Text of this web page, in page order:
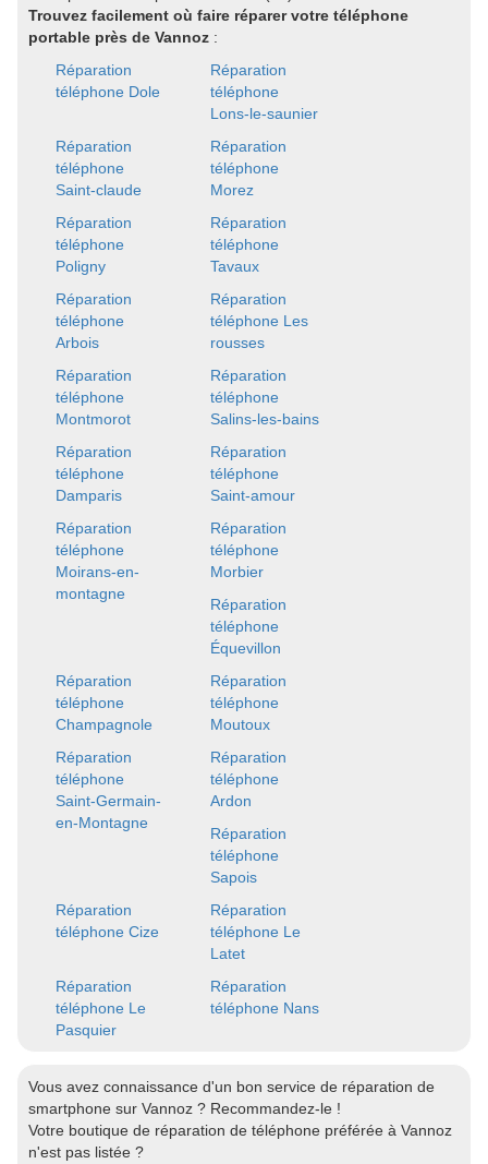
Trouvez facilement où faire réparer votre téléphone
portable près de Vannoz :
Réparation
téléphone Dole
Réparation
téléphone
Lons-le-saunier
Réparation
téléphone
Saint-claude
Réparation
téléphone
Morez
Réparation
téléphone
Poligny
Réparation
téléphone
Tavaux
Réparation
téléphone
Arbois
Réparation
téléphone Les
rousses
Réparation
téléphone
Montmorot
Réparation
téléphone
Salins-les-bains
Réparation
téléphone
Damparis
Réparation
téléphone
Saint-amour
Réparation
téléphone
Moirans-en-
montagne
Réparation
téléphone
Morbier
Réparation
téléphone
Équevillon
Réparation
téléphone
Champagnole
Réparation
téléphone
Moutoux
Réparation
téléphone
Saint-Germain-
en-Montagne
Réparation
téléphone
Ardon
Réparation
téléphone
Sapois
Réparation
téléphone Cize
Réparation
téléphone Le
Latet
Réparation
téléphone Le
Pasquier
Réparation
téléphone Nans
Vous avez connaissance d'un bon service de réparation de
smartphone sur Vannoz ? Recommandez-le !
Votre boutique de réparation de téléphone préférée à Vannoz
n'est pas listée ?